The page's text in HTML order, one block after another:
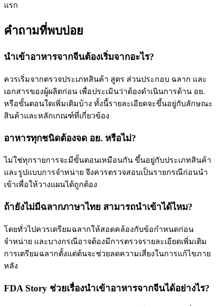
แรก
คำถามที่พบบ่อย
นำเข้าอาหารจากจีนต้องเริ่มจากอะไร?
ควรเริ่มจากตรวจประเภทสินค้า สูตร ส่วนประกอบ ฉลาก และ
เอกสารของผู้ผลิตก่อน เพื่อประเมินว่าต้องดำเนินการด้าน อย.
หรือขั้นตอนใดเพิ่มเติมบ้าง ทั้งนี้รายละเอียดจะขึ้นอยู่กับลักษณะ
สินค้าและหลักเกณฑ์ที่เกี่ยวข้อง
อาหารทุกชนิดต้องจด อย. หรือไม่?
ไม่ใช่ทุกรายการจะมีขั้นตอนเหมือนกัน ขึ้นอยู่กับประเภทสินค้า
และรูปแบบการจำหน่าย จึงควรตรวจสอบเป็นรายกรณีก่อนนำ
เข้าเพื่อให้วางแผนได้ถูกต้อง
ถ้ายังไม่มีฉลากภาษาไทย สามารถนำเข้าได้ไหม?
โดยทั่วไปควรเตรียมฉลากให้สอดคล้องกับข้อกำหนดก่อน
จำหน่าย และบางกรณีอาจต้องมีการตรวจรายละเอียดเพิ่มเติม
การเตรียมฉลากตั้งแต่ต้นจะช่วยลดความเสี่ยงในการแก้ไขภาย
หลัง
FDA Story ช่วยเรื่องนำเข้าอาหารจากจีนได้อย่างไร?